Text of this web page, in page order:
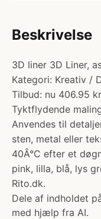
Beskrivelse
3D liner 3D Liner,
Kategori: Kreativ /
Tilbud: nu 406.95
Tyktflydende
Anvendes til
sten, metal eller
40Â°C efter et
pink, lilla, blå, lys
Rito.dk.
Dele af indholdet
med hjælp fra AI.